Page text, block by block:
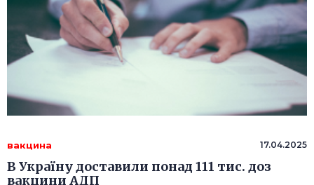
вакцина 17.04.2025
В Україну доставили понад 111 тис. доз
вакцини АДП